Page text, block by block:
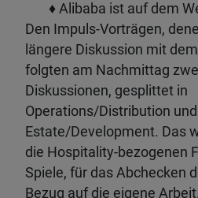
♦ Alibaba ist auf dem
Den Impuls-Vorträgen,
längere Diskussion mit
folgten am Nachmittag
Diskussionen, gesplittet in
Operations/Distribution und
Estate/Development. Das
die Hospitality-bezogenen
Spiele, für das Abchecken
Bezug auf die eigene